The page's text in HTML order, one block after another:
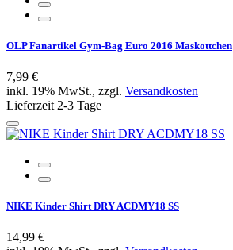
OLP Fanartikel Gym-Bag Euro 2016 Maskottchen
7,99 €
inkl. 19% MwSt., zzgl. Versandkosten
Lieferzeit 2-3 Tage
NIKE Kinder Shirt DRY ACDMY18 SS
14,99 €